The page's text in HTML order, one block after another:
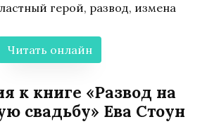
герой, развод, измена
Читать онлайн
к книге «Развод на
свадьбу» Ева Стоун